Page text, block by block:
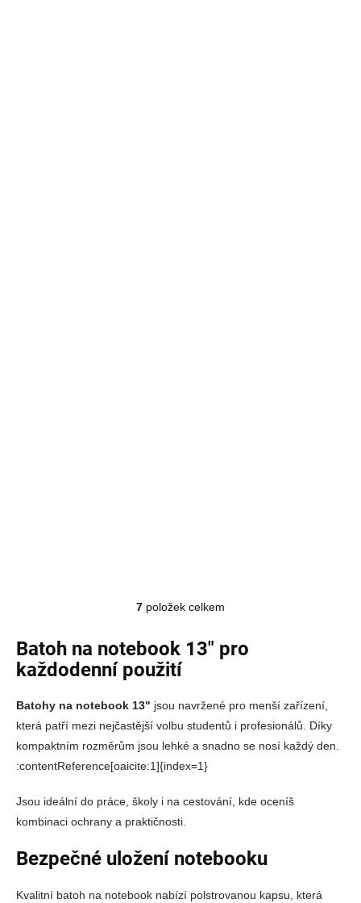
Ovládací prvky výpisu
7 položek celkem
Batoh na notebook 13" pro
každodenní použití
Batohy na notebook 13" jsou navržené pro menší zařízení,
která patří mezi nejčastější volbu studentů i profesionálů. Díky
kompaktním rozměrům jsou lehké a snadno se nosí každý den.
:contentReference[oaicite:1]{index=1}
Jsou ideální do práce, školy i na cestování, kde oceníš
kombinaci ochrany a praktičnosti.
Bezpečné uložení notebooku
Kvalitní batoh na notebook nabízí polstrovanou kapsu, která